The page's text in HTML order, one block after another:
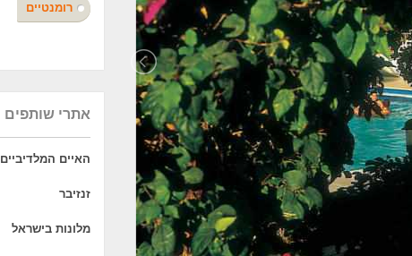
רומנטיים
אתרי שותפים
האיים המלדיביים
זנזיבר
מלונות בישראל